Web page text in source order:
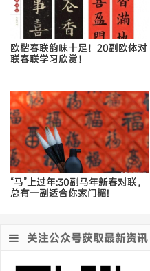
欧楷春联韵味十足！20副欧体对
联春联学习欣赏！
“马”上过年:30副马年新春对联，
总有一副适合你家门楣!
关注公众号获取最新资讯